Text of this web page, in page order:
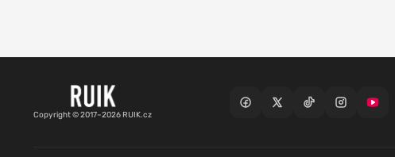
Copyright © 2017–2026 RUIK.cz